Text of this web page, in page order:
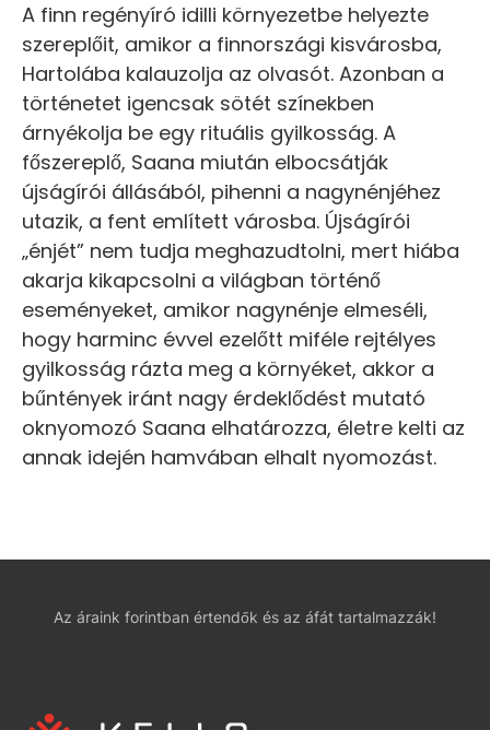
A finn regényíró idilli környezetbe helyezte
szereplőit, amikor a finnországi kisvárosba,
Hartolába kalauzolja az olvasót. Azonban a
történetet igencsak sötét színekben
árnyékolja be egy rituális gyilkosság. A
főszereplő, Saana miután elbocsátják
újságírói állásából, pihenni a nagynénjéhez
utazik, a fent említett városba. Újságírói
„énjét” nem tudja meghazudtolni, mert hiába
akarja kikapcsolni a világban történő
eseményeket, amikor nagynénje elmeséli,
hogy harminc évvel ezelőtt miféle rejtélyes
gyilkosság rázta meg a környéket, akkor a
bűntények iránt nagy érdeklődést mutató
oknyomozó Saana elhatározza, életre kelti az
annak idején hamvában elhalt nyomozást.
Az áraink forintban értendők és az áfát tartalmazzák!